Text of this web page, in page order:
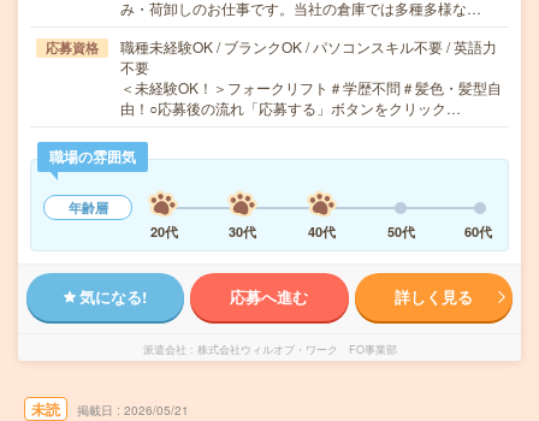
み・荷卸しのお仕事です。当社の倉庫では多種多様な…
応募資格
職種未経験OK / ブランクOK / パソコンスキル不要 / 英語力
不要
＜未経験OK！＞フォークリフト＃学歴不問＃髪色・髪型自
由！○応募後の流れ「応募する」ボタンをクリック…
職場の雰囲気
年齢層
20代
30代 40代 50代 60代
気になる! 応募へ進む 詳しく見る
派遣会社 株式会社ウィルオブ・ワーク FO事業部
未読 掲載日 2026/05/21